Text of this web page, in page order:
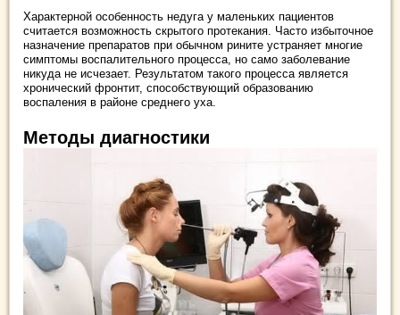
Характерной особенность недуга у маленьких пациентов
считается возможность скрытого протекания. Часто избыточное
назначение препаратов при обычном рините устраняет многие
симптомы воспалительного процесса, но само заболевание
никуда не исчезает. Результатом такого процесса является
хронический фронтит, способствующий образованию
воспаления в районе среднего уха.
Методы диагностики